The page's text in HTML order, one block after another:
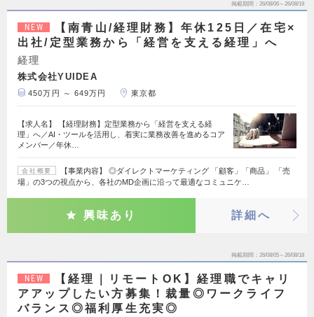
掲載期間 26/08/06～26/08/19
NEW
【南青山/経理財務】年休125日／在宅×
出社/定型業務から「経営を支える経理」へ
経理
株式会社YUIDEA
450万円 ～ 649万円 東京都
【求人名】 【経理財務】定型業務から「経営を支える経
理」へ／AI・ツールを活用し、着実に業務改善を進めるコア
メンバー／年休…
会社概要
【事業内容】 ◎ダイレクトマーケティング 「顧客」「商品」 「売
場」の3つの視点から、各社のMD企画に沿って最適なコミュニケ…
興味あり 詳細へ
掲載期間 26/08/05～26/08/18
NEW
【経理｜リモートOK】経理職でキャリ
アアップしたい方募集！裁量◎ワークライフ
バランス◎福利厚生充実◎